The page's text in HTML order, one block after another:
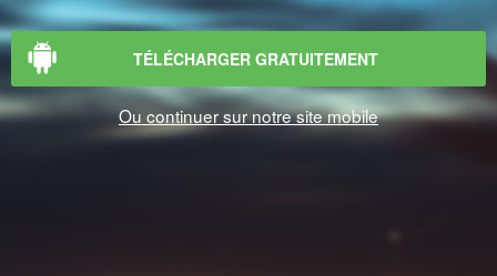
TÉLÉCHARGER GRATUITEMENT
Ou continuer sur notre site mobile